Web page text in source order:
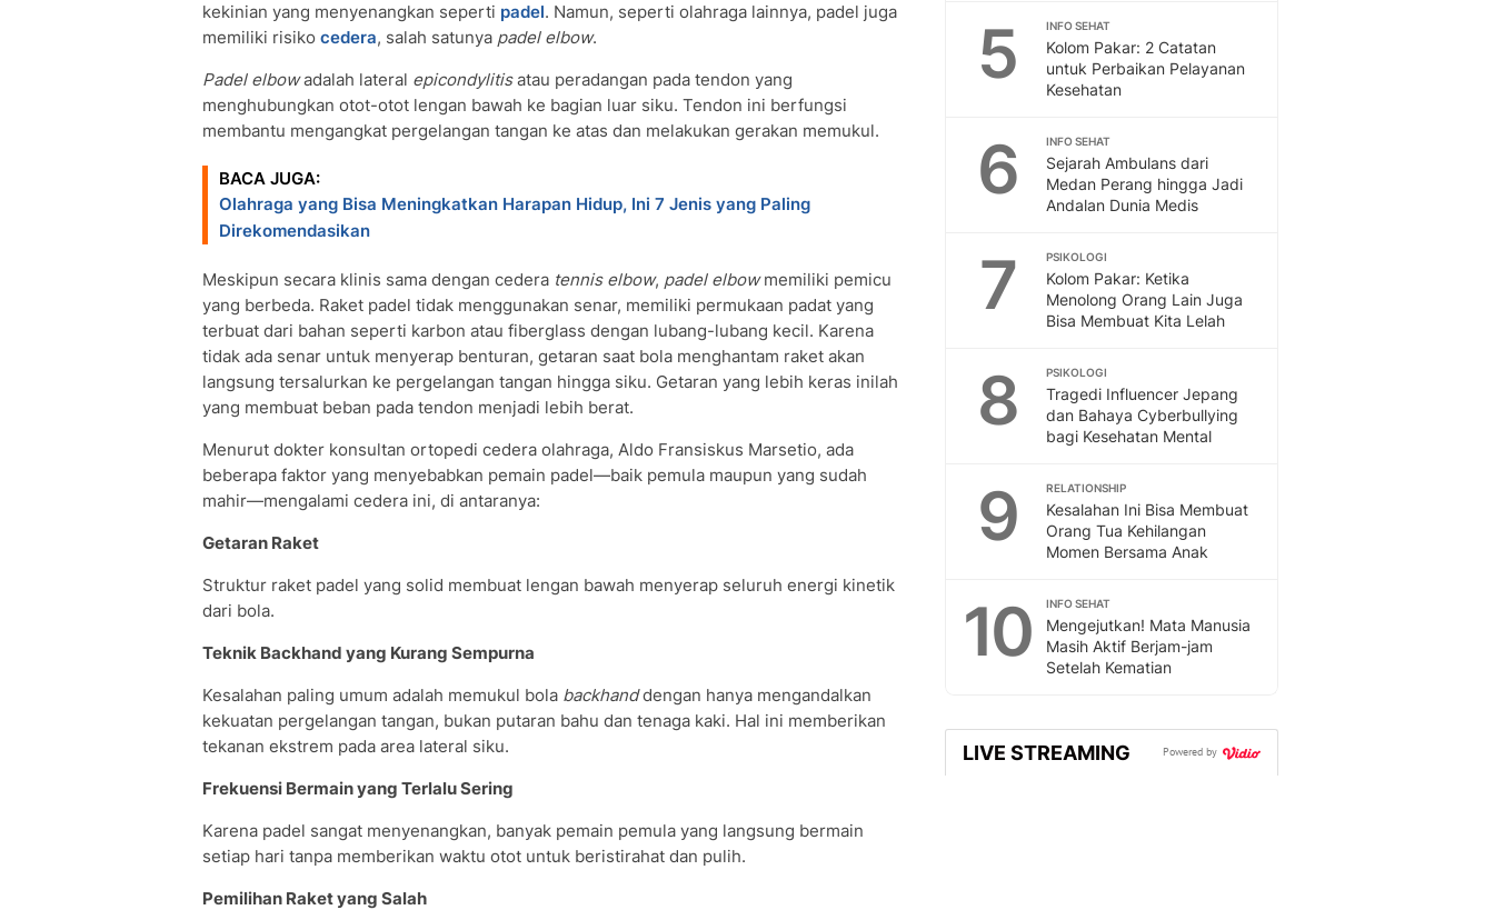
kekinian yang menyenangkan seperti padel. Namun, seperti olahraga lainnya, padel juga
memiliki risiko cedera, salah satunya padel elbow.
Padel elbowadalah lateral epicondylitisatau peradangan pada tendon yang
menghubungkan otot-otot lengan bawah ke bagian luar siku. Tendon ini berfungsi
membantu mengangkat pergelangan tangan ke atas dan melakukan gerakan memukul.
BACA JUGA:
Olahraga yang Bisa Meningkatkan Harapan Hidup, Ini 7 Jenis yang Paling
Direkomendasikan
Meskipun secara klinis sama dengan cedera tennis elbow, padel elbowmemiliki pemicu
yang berbeda. Raket padel tidak menggunakan senar, memiliki permukaan padat yang
terbuat dari bahan seperti karbon atau fiberglass dengan lubang-lubang kecil. Karena
tidak ada senar untuk menyerap benturan, getaran saat bola menghantam raket akan
langsung tersalurkan ke pergelangan tangan hingga siku. Getaran yang lebih keras inilah
yang membuat beban pada tendon menjadi lebih berat.
Menurut dokter konsultan ortopedi cedera olahraga, Aldo Fransiskus Marsetio, ada
beberapa faktor yang menyebabkan pemain padel—baik pemula maupun yang sudah
mahir—mengalami cedera ini, di antaranya:
Getaran Raket
Struktur raket padel yang solid membuat lengan bawah menyerap seluruh energi kinetik
dari bola.
Teknik Backhand yang Kurang Sempurna
Kesalahan paling umum adalah memukul bola backhanddengan hanya mengandalkan
kekuatan pergelangan tangan, bukan putaran bahu dan tenaga kaki. Hal ini memberikan
tekanan ekstrem pada area lateral siku.
Frekuensi Bermain yang Terlalu Sering
Karena padel sangat menyenangkan, banyak pemain pemula yang langsung bermain
setiap hari tanpa memberikan waktu otot untuk beristirahat dan pulih.
Pemilihan Raket yang Salah
5 INFO SEHAT
Kolom Pakar: 2 Catatan
untuk Perbaikan Pelayanan
Kesehatan
6 INFO SEHAT
Sejarah Ambulans dari
Medan Perang hingga Jadi
Andalan Dunia Medis
7 PSIKOLOGI
Kolom Pakar: Ketika
Menolong Orang Lain Juga
Bisa Membuat Kita Lelah
8 PSIKOLOGI
Tragedi Influencer Jepang
dan Bahaya Cyberbullying
bagi Kesehatan Mental
9 RELATIONSHIP
Kesalahan Ini Bisa Membuat
Orang Tua Kehilangan
Momen Bersama Anak
10 INFO SEHAT
Mengejutkan! Mata Manusia
Masih Aktif Berjam-jam
Setelah Kematian
LIVE STREAMING Powered by